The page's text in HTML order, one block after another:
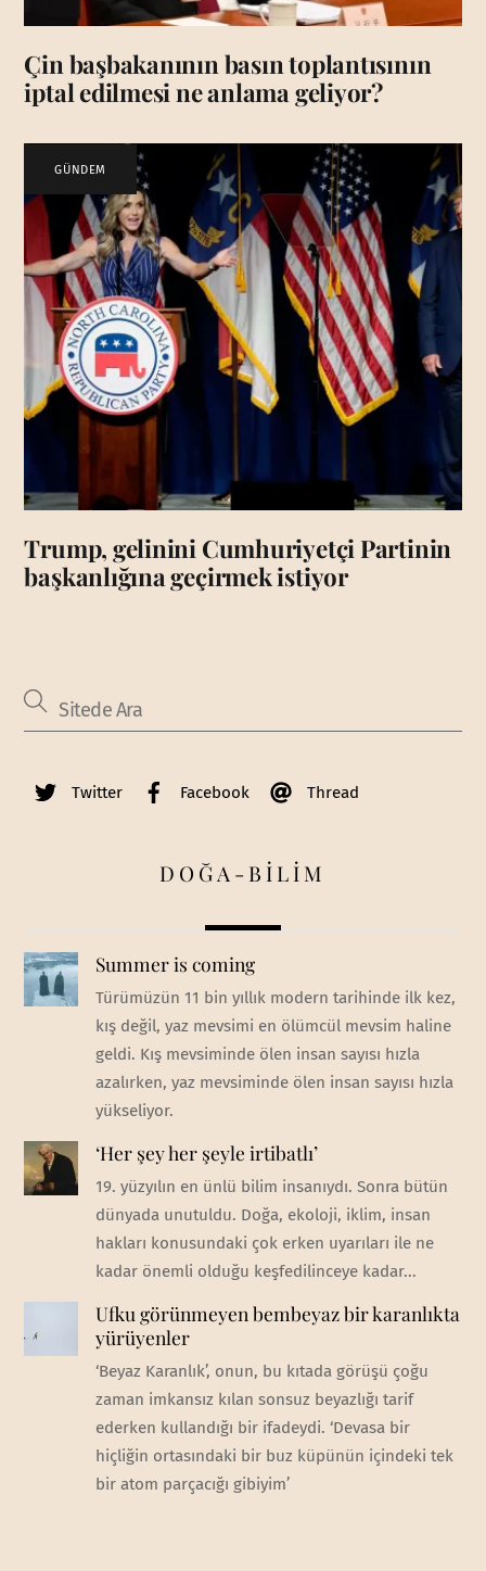
Çin başbakanının basın toplantısının
iptal edilmesi ne anlama geliyor?
GÜNDEM
Trump, gelinini Cumhuriyetçi Partinin
başkanlığına geçirmek istiyor
Twitter Facebook Thread
DOĞA-BİLİM
Summer is coming
Türümüzün 11 bin yıllık modern tarihinde ilk kez,
kış değil, yaz mevsimi en ölümcül mevsim haline
geldi. Kış mevsiminde ölen insan sayısı hızla
azalırken, yaz mevsiminde ölen insan sayısı hızla
yükseliyor.
‘Her şey her şeyle irtibatlı’
19. yüzyılın en ünlü bilim insanıydı. Sonra bütün
dünyada unutuldu. Doğa, ekoloji, iklim, insan
hakları konusundaki çok erken uyarıları ile ne
kadar önemli olduğu keşfedilinceye kadar...
Ufku görünmeyen bembeyaz bir karanlıkta
yürüyenler
‘Beyaz Karanlık’, onun, bu kıtada görüşü çoğu
zaman imkansız kılan sonsuz beyazlığı tarif
ederken kullandığı bir ifadeydi. ‘Devasa bir
hiçliğin ortasındaki bir buz küpünün içindeki tek
bir atom parçacığı gibiyim’